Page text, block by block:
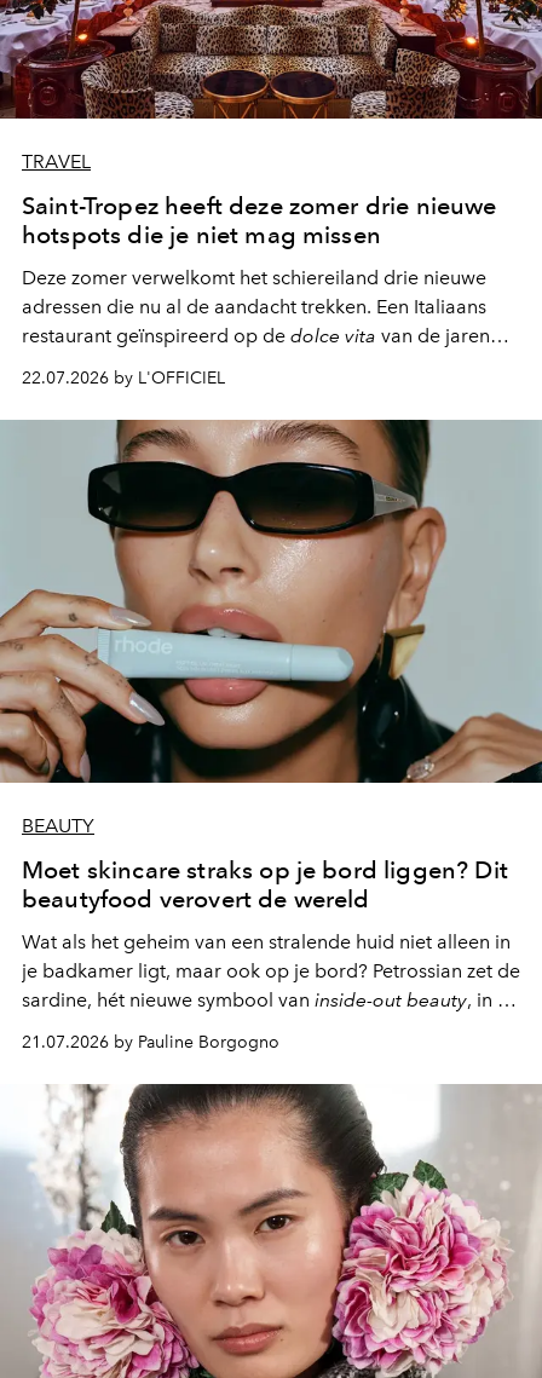
TRAVEL
Saint-Tropez heeft deze zomer drie nieuwe
hotspots die je niet mag missen
Deze zomer verwelkomt het schiereiland drie nieuwe
adressen die nu al de aandacht trekken. Een Italiaans
restaurant geïnspireerd op de dolce vita van de jaren
zestig, een Japanse hotspot die na zonsondergang
verandert in een bruisende ontmoetingsplek en de
legendarische Parijse club Raspoutine die eindelijk
neerstrijkt in Saint-Tropez. Dit zijn de nieuwe adressen
die deze zomer de toon zetten, van lange lunches tot
zwoele nachten.
22.07.2026 by L'OFFICIEL
BEAUTY
Moet skincare straks op je bord liggen? Dit
beautyfood verovert de wereld
Wat als het geheim van een stralende huid niet alleen in
je badkamer ligt, maar ook op je bord? Petrossian zet de
sardine, hét nieuwe symbool van inside-out beauty, in de
kijker met twee gastronomische creaties.
21.07.2026 by Pauline Borgogno